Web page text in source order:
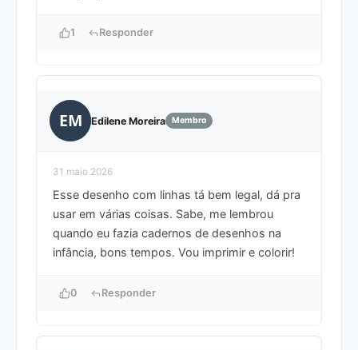
1 Responder
EM Edilene Moreira Membro
31 maio 2026
Esse desenho com linhas tá bem legal, dá pra
usar em várias coisas. Sabe, me lembrou
quando eu fazia cadernos de desenhos na
infância, bons tempos. Vou imprimir e colorir!
0 Responder